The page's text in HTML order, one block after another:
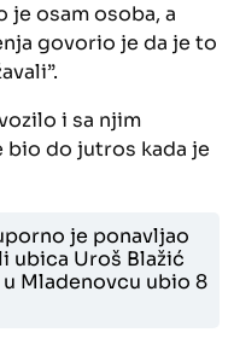
osam osoba, a
govorio je da je to
i sa njim
bio do jutros kada je
je ponavljao
ubica Uroš Blažić
Mladenovcu ubio 8